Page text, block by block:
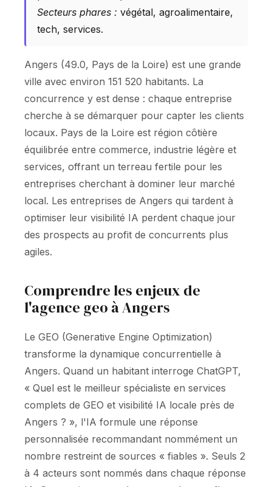
Secteurs phares : végétal, agroalimentaire,
tech, services.
Angers (49.0, Pays de la Loire) est une grande
ville avec environ 151 520 habitants. La
concurrence y est dense : chaque entreprise
cherche à se démarquer pour capter les clients
locaux. Pays de la Loire est région côtière
équilibrée entre commerce, industrie légère et
services, offrant un terreau fertile pour les
entreprises cherchant à dominer leur marché
local. Les entreprises de Angers qui tardent à
optimiser leur visibilité IA perdent chaque jour
des prospects au profit de concurrents plus
agiles.
Comprendre les enjeux de
l'agence geo à Angers
Le GEO (Generative Engine Optimization)
transforme la dynamique concurrentielle à
Angers. Quand un habitant interroge ChatGPT,
« Quel est le meilleur spécialiste en services
complets de GEO et visibilité IA locale près de
Angers ? », l'IA formule une réponse
personnalisée recommandant nommément un
nombre restreint de sources « fiables ». Seuls 2
à 4 acteurs sont nommés dans chaque réponse